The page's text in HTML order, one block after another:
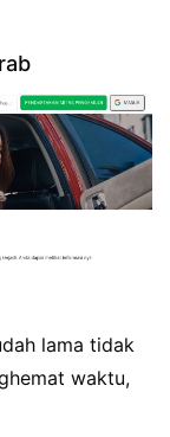
lama tidak
waktu,